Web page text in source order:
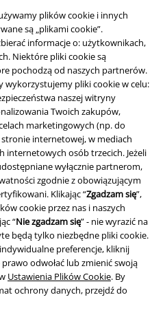
plików cookie i innych
są „plikami cookie”.
informacje o: użytkownikach,
Niektóre pliki cookie są
pochodzą od naszych partnerów.
wykorzystujemy pliki cookie w celu:
naszej witryny
Twoich zakupów,
marketingowych (np. do
internetowej, w mediach
internetowych osób trzecich. Jeżeli
wyłącznie partnerom,
zgodnie z obowiązującym
Klikając “Zgadzam się”,
cookie przez nas i naszych
“Nie zgadzam się” - nie wyrazić na
będą tylko niezbędne pliki cookie.
preferencje, kliknij
prawo odwołać lub zmienić swoją
Ustawienia Plików Cookie. By
ochrony danych, przejdź do
EMP
DARMO - i korzystaj z nowych
Group Company